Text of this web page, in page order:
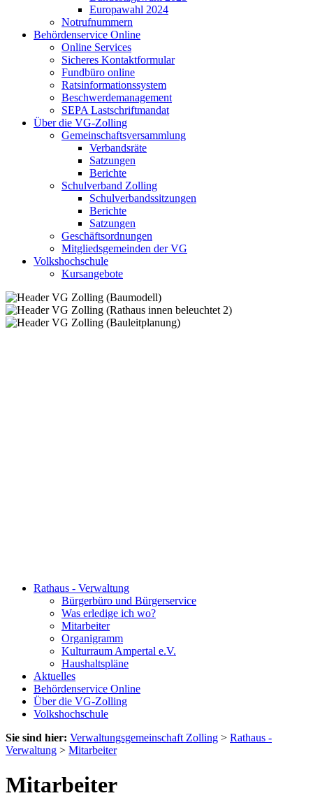
Europawahl 2024
Notrufnummern
Behördenservice Online
Online Services
Sicheres Kontaktformular
Fundbüro online
Ratsinformationssystem
Beschwerdemanagement
SEPA Lastschriftmandat
Über die VG-Zolling
Gemeinschaftsversammlung
Verbandsräte
Satzungen
Berichte
Schulverband Zolling
Schulverbandssitzungen
Berichte
Satzungen
Geschäftsordnungen
Mitgliedsgemeinden der VG
Volkshochschule
Kursangebote
Rathaus - Verwaltung
Bürgerbüro und Bürgerservice
Was erledige ich wo?
Mitarbeiter
Organigramm
Kulturraum Ampertal e.V.
Haushaltspläne
Aktuelles
Behördenservice Online
Über die VG-Zolling
Volkshochschule
Sie sind hier: Verwaltungsgemeinschaft Zolling > Rathaus -
Verwaltung > Mitarbeiter
Mitarbeiter